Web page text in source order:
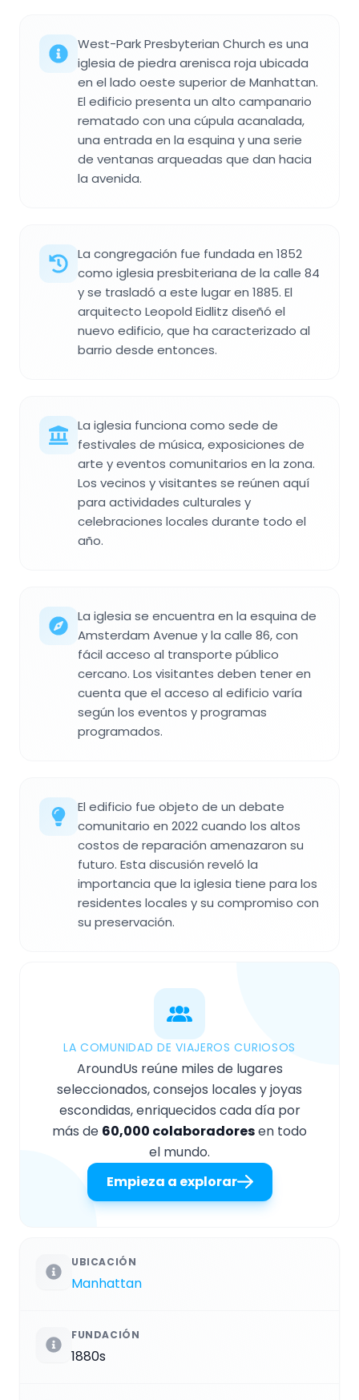
West-Park Presbyterian Church es una
iglesia de piedra arenisca roja ubicada
en el lado oeste superior de Manhattan.
El edificio presenta un alto campanario
rematado con una cúpula acanalada,
una entrada en la esquina y una serie
de ventanas arqueadas que dan hacia
la avenida.
La congregación fue fundada en 1852
como iglesia presbiteriana de la calle 84
y se trasladó a este lugar en 1885. El
arquitecto Leopold Eidlitz diseñó el
nuevo edificio, que ha caracterizado al
barrio desde entonces.
La iglesia funciona como sede de
festivales de música, exposiciones de
arte y eventos comunitarios en la zona.
Los vecinos y visitantes se reúnen aquí
para actividades culturales y
celebraciones locales durante todo el
año.
La iglesia se encuentra en la esquina de
Amsterdam Avenue y la calle 86, con
fácil acceso al transporte público
cercano. Los visitantes deben tener en
cuenta que el acceso al edificio varía
según los eventos y programas
programados.
El edificio fue objeto de un debate
comunitario en 2022 cuando los altos
costos de reparación amenazaron su
futuro. Esta discusión reveló la
importancia que la iglesia tiene para los
residentes locales y su compromiso con
su preservación.
LA COMUNIDAD DE VIAJEROS CURIOSOS
AroundUs reúne miles de lugares
seleccionados, consejos locales y joyas
escondidas, enriquecidos cada día por
más de 60,000 colaboradoresen todo
el mundo.
Empieza a explorar
UBICACIÓN
Manhattan
FUNDACIÓN
1880s